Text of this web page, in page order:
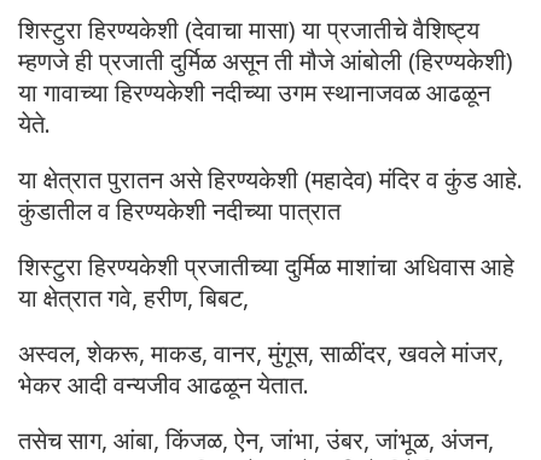
शिस्टुरा हिरण्यकेशी (देवाचा मासा) या प्रजातीचे वैशिष्ट्य
म्हणजे ही प्रजाती दुर्मिळ असून ती मौजे आंबोली (हिरण्यकेशी)
या गावाच्या हिरण्यकेशी नदीच्या उगम स्थानाजवळ आढळून
येते.
या क्षेत्रात पुरातन असे हिरण्यकेशी (महादेव) मंदिर व कुंड आहे.
कुंडातील व हिरण्यकेशी नदीच्या पात्रात
शिस्टुरा हिरण्यकेशी प्रजातीच्या दुर्मिळ माशांचा अधिवास आहे
या क्षेत्रात गवे, हरीण, बिबट,
अस्वल, शेकरू, माकड, वानर, मुंगूस, साळींदर, खवले मांजर,
भेकर आदी वन्यजीव आढळून येतात.
तसेच साग, आंबा, किंजळ, ऐन, जांभा, उंबर, जांभूळ, अंजन,